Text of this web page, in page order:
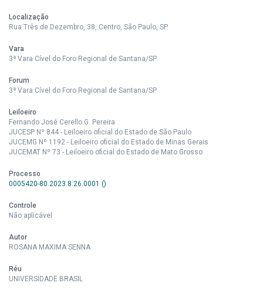
Localização
Rua Três de Dezembro, 38, Centro, São Paulo, SP
Vara
3ª Vara Cível do Foro Regional de Santana/SP
Forum
3ª Vara Cível do Foro Regional de Santana/SP
Leiloeiro
Fernando José Cerello G. Pereira
JUCESP Nº 844 - Leiloeiro oficial do Estado de São Paulo
JUCEMG Nº 1192 - Leiloeiro oficial do Estado de Minas Gerais
JUCEMAT Nº 73 - Leiloeiro oficial do Estado de Mato Grosso
Processo
0005420-80.2023.8.26.0001 ()
Controle
Não aplicável
Autor
ROSANA MAXIMA SENNA
Réu
UNIVERSIDADE BRASIL